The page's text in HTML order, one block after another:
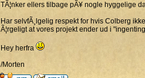
TÃ¦nker ellers tilbage pÃ¥ nogle hyggelige
Har selvfÃ¸lgelig respekt for hvis Colberg
Ã¦rgeligt at vores projekt ender ud i
Hey herfra
/Morten